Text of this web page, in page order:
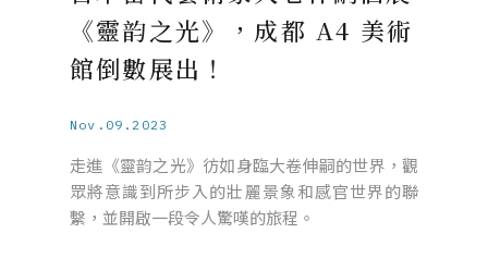
《靈韵之光》，成都 A4 美術
館倒數展出！
Nov.09.2023
走進《靈韵之光》彷如身臨大卷伸嗣的世界，觀
眾將意識到所步入的壯麗景象和感官世界的聯
繫，並開啟一段令人驚嘆的旅程。